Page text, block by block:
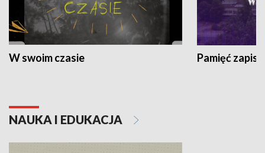
W swoim czasie Pamięć
NAUKA I EDUKACJA